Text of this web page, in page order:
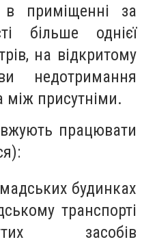
в приміщенні за
більше однієї
на відкритому
недотримання
між присутніми.
працювати
будинках
транспорті
засобів